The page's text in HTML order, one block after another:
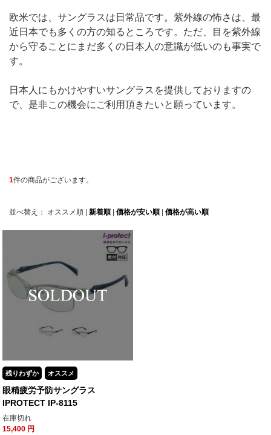
欧米では、サングラスは日常品です。紫外線の怖さは、最
近日本でも多くの方の知るところです。ただ、目を紫外線
から守ることにまだ多くの日本人の意識が低いのも事実で
す。
日本人にもかけやすいサングラスを提供しておりますの
で、是非この機会にご利用頂きたいと願っています。
1件の商品がございます。
並べ替え： オススメ順 新着順 価格が安い順 価格が高い順
残りわずか オススメ
眼精疲労予防サングラス
IPROTECT IP-8115
在庫切れ
15,400 円